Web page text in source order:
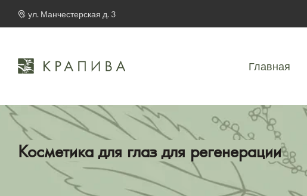
ул. Манчестерская д. 3
Главная
Косметика для глаз для регенерации